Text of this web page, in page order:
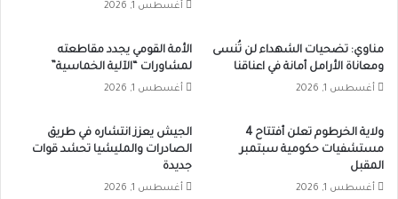
أغسطس 1, 2026
مناوي: تضحيات الشهداء لن تُنسى
ومعاناة الأرامل أمانة في اعناقنا
أغسطس 1, 2026
الأمة القومي يجدد مقاطعته
لمشاورات “الآلية الخماسية”
أغسطس 1, 2026
ولاية الخرطوم تعلن أفتتاح 4
مستشفيات حكومية سبتمبر
المقبل
أغسطس 1, 2026
الجيش يعزز انتشاره في طريق
الصادرات والمليشيا تحشد قوات
جديدة
أغسطس 1, 2026